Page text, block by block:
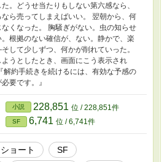
。どうせ当たりもしない第六感なら、
なら売ってしまえばいい。 翌朝から、何
なくなった。 胸騒ぎがない。虫の知らせ
。根拠のない確信が、ない。静かで、楽
して少しずつ、何かが削れていった。
ようとしたとき、画面にこう表示され
解約手続きを続けるには、有効な予感の
要です。』
小説 228,851 位 / 228,851件
SF 6,741 位 / 6,741件
ョート
SF